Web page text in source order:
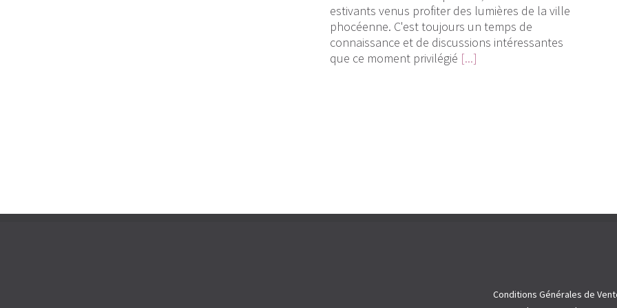
estivants venus profiter des lumières de la ville
phocéenne. C'est toujours un temps de
connaissance et de discussions intéressantes
que ce moment privilégié [...]
Conditions Générales de